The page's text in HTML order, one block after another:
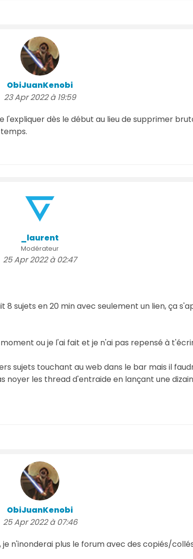
ObiJuanKenobi
23 Apr 2022 à 19:59
l'expliquer dès le début au lieu de supprimer
_laurent
Modérateur
25 Apr 2022 à 02:47
sujets en 20 min avec seulement un lien, ça
ou je l'ai fait et je n'ai pas repensé à
sujets touchant au web dans le bar mais il
noyer les thread d'entraide en lançant une
ObiJuanKenobi
25 Apr 2022 à 07:46
n'inonderai plus le forum avec des copiés/